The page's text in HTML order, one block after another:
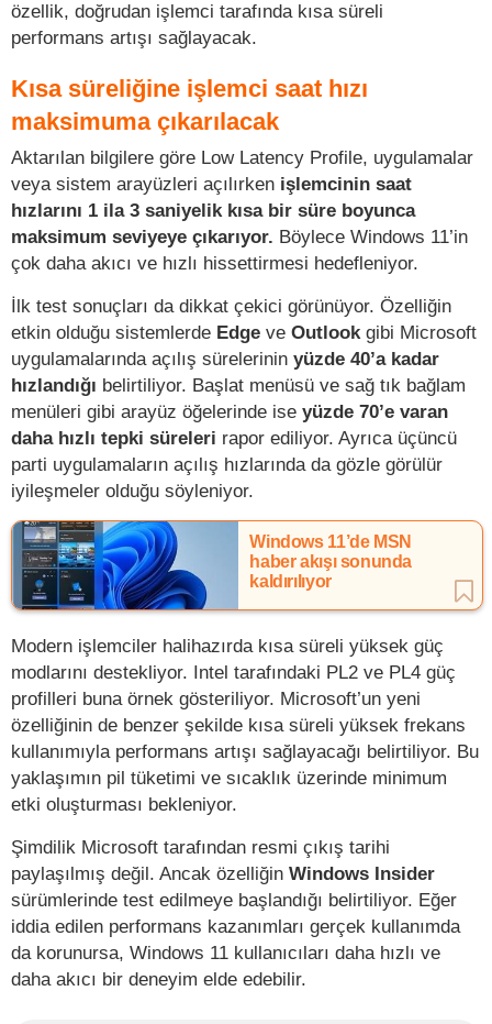
özellik, doğrudan işlemci tarafında kısa süreli
performans artışı sağlayacak.
Kısa süreliğine işlemci saat hızı
maksimuma çıkarılacak
Aktarılan bilgilere göre Low Latency Profile, uygulamalar
veya sistem arayüzleri açılırken işlemcinin saat
hızlarını 1 ila 3 saniyelik kısa bir süre boyunca
maksimum seviyeye çıkarıyor. Böylece Windows 11’in
çok daha akıcı ve hızlı hissettirmesi hedefleniyor.
İlk test sonuçları da dikkat çekici görünüyor. Özelliğin
etkin olduğu sistemlerde Edge ve Outlook gibi Microsoft
uygulamalarında açılış sürelerinin yüzde 40’a kadar
hızlandığı belirtiliyor. Başlat menüsü ve sağ tık bağlam
menüleri gibi arayüz öğelerinde ise yüzde 70’e varan
daha hızlı tepki süreleri rapor ediliyor. Ayrıca üçüncü
parti uygulamaların açılış hızlarında da gözle görülür
iyileşmeler olduğu söyleniyor.
Windows 11’de MSN
haber akışı sonunda
kaldırılıyor
Modern işlemciler halihazırda kısa süreli yüksek güç
modlarını destekliyor. Intel tarafındaki PL2 ve PL4 güç
profilleri buna örnek gösteriliyor. Microsoft’un yeni
özelliğinin de benzer şekilde kısa süreli yüksek frekans
kullanımıyla performans artışı sağlayacağı belirtiliyor. Bu
yaklaşımın pil tüketimi ve sıcaklık üzerinde minimum
etki oluşturması bekleniyor.
Şimdilik Microsoft tarafından resmi çıkış tarihi
paylaşılmış değil. Ancak özelliğin Windows Insider
sürümlerinde test edilmeye başlandığı belirtiliyor. Eğer
iddia edilen performans kazanımları gerçek kullanımda
da korunursa, Windows 11 kullanıcıları daha hızlı ve
daha akıcı bir deneyim elde edebilir.